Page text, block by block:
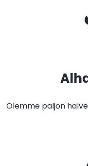
Olemme paljon